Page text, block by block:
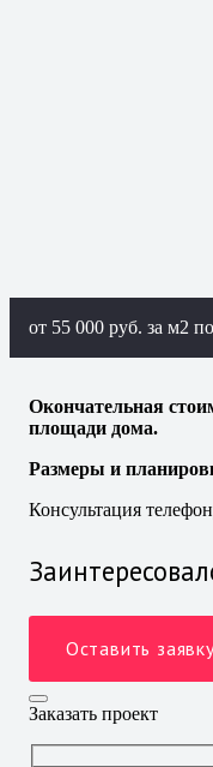
от 55 000 руб. за м2
Окончательная
площади дома.
Размеры и
Консультация
Оставить
Заказать проект